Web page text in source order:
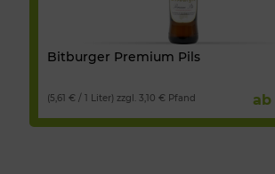
Bitburger Premium Pils
(5,61 € / 1 Liter) zzgl. 3,10 € Pfand ab